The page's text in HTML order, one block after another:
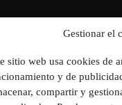
Gestionar el
sitio web usa cookies de
y de
compartir y